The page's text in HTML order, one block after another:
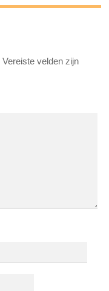
Vereiste velden zijn